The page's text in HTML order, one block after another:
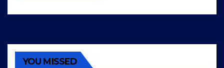
YOU MISSED